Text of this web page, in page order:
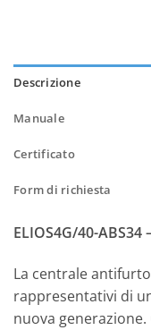
Descrizione
Manuale
Certificato
Form di richiesta
ELIOS4G/40-ABS34
La centrale antifurto
rappresentativi di
nuova